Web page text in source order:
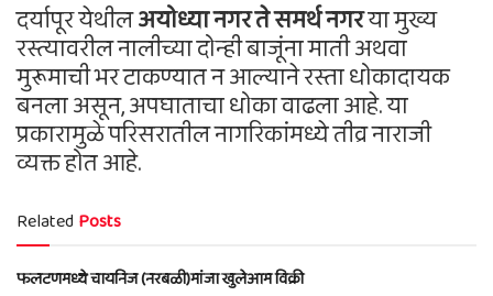
दर्यापूर येथीलअयोध्या नगर ते समर्थ नगरया मुख्य
रस्त्यावरील नालीच्या दोन्ही बाजूंना माती अथवा
मुरूमाची भर टाकण्यात न आल्याने रस्ता धोकादायक
बनला असून, अपघाताचा धोका वाढला आहे. या
प्रकारामुळे परिसरातील नागरिकांमध्ये तीव्र नाराजी
व्यक्त होत आहे.
Related Posts
फलटणमध्ये चायनिज (नरबळी)मांजा खुलेआम विक्री